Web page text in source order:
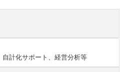
計化サポート、経営分析等